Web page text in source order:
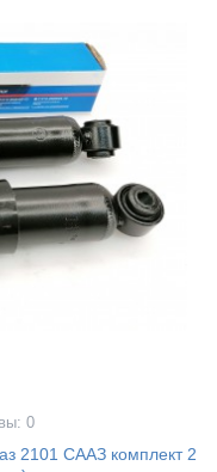
0
2101 СААЗ комплект 2